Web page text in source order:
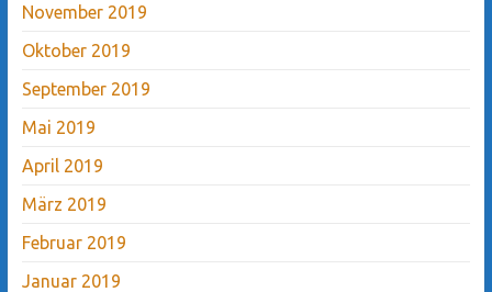
November 2019
Oktober 2019
September 2019
Mai 2019
April 2019
März 2019
Februar 2019
Januar 2019